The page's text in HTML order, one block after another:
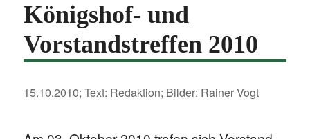
Königshof- und
Vorstandstreffen 2010
15.10.2010; Text: Redaktion; Bilder: Rainer Vogt